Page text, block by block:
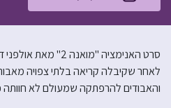
סרט האנימציה
לאחר שקיבלה קריאה בלתי צפויה
והאבודים להרפתקה שמעולם לא חוותה